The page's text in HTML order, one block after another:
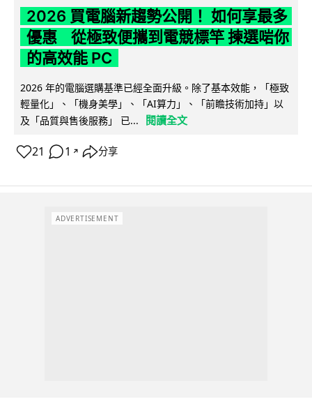
2026 買電腦新趨勢公開！ 如何享最多
優惠 從極致便攜到電競標竿 揀選啱你
的高效能 PC
2026 年的電腦選購基準已經全面升級。除了基本效能，「極致
輕量化」、「機身美學」、「AI算力」、「前瞻技術加持」以
及「品質與售後服務」 已...
閱讀全文
21 1 ↗ 分享
ADVERTISEMENT